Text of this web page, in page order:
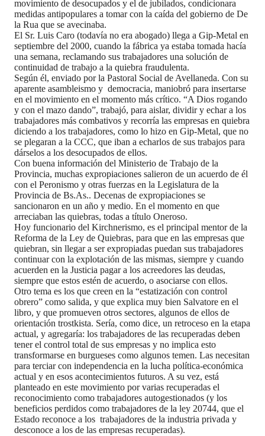
movimiento de desocupados y el de jubilados, condicionara
medidas antipopulares a tomar con la caída del gobierno de De
la Rua que se avecinaba.
El Sr. Luis Caro (todavía no era abogado) llega a Gip-Metal en
septiembre del 2000, cuando la fábrica ya estaba tomada hacía
una semana, reclamando sus trabajadores una solución de
continuidad de trabajo a la quiebra fraudulenta.
Según él, enviado por la Pastoral Social de Avellaneda. Con su
aparente asambleismo y democracia, maniobró para insertarse
en el movimiento en el momento más crítico. “A Dios rogando
y con el mazo dando”, trabajó, para aislar, dividir y echar a los
trabajadores más combativos y recorría las empresas en quiebra
diciendo a los trabajadores, como lo hizo en Gip-Metal, que no
se plegaran a la CCC, que iban a echarlos de sus trabajos para
dárselos a los desocupados de ellos.
Con buena información del Ministerio de Trabajo de la
Provincia, muchas expropiaciones salieron de un acuerdo de él
con el Peronismo y otras fuerzas en la Legislatura de la
Provincia de Bs.As.. Decenas de expropiaciones se
sancionaron en un año y medio. En el momento en que
arreciaban las quiebras, todas a título Oneroso.
Hoy funcionario del Kirchnerismo, es el principal mentor de la
Reforma de la Ley de Quiebras, para que en las empresas que
quiebran, sin llegar a ser expropiadas puedan sus trabajadores
continuar con la explotación de las mismas, siempre y cuando
acuerden en la Justicia pagar a los acreedores las deudas,
siempre que estos estén de acuerdo, o asociarse con ellos.
Otro tema es los que creen en la “estatización con control
obrero” como salida, y que explica muy bien Salvatore en el
libro, y que promueven otros sectores, algunos de ellos de
orientación trostkista. Sería, como dice, un retroceso en la etapa
actual, y agregaría: los trabajadores de las recuperadas deben
tener el control total de sus empresas y no implica esto
transformarse en burgueses como algunos temen. Las necesitan
para terciar con independencia en la lucha política-económica
actual y en esos acontecimientos futuros. A su vez, está
planteado en este movimiento por varias recuperadas el
reconocimiento como trabajadores autogestionados (y los
beneficios perdidos como trabajadores de la ley 20744, que el
Estado reconoce a los trabajadores de la industria privada y
desconoce a los de las empresas recuperadas).